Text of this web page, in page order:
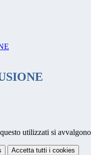
utilizzati si
Accetta tutti i cookies